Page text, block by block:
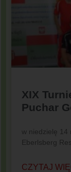
XIX
Puchar
w niedzielę 14
Eberlsberg
CZYTAJ